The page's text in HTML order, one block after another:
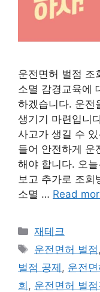
운전면허 벌점 조
소멸 감경교육에
하겠습니다. 운전
생기기 마련입니
사고가 생길 수
들어 안전하게 운
해야 합니다. 오
보고 추가로 조회
소멸 … Read
카
테
리
재테크
태
그
운전면허 벌점 ,
벌점 공제 , 운전
회 , 운전면허 벌점